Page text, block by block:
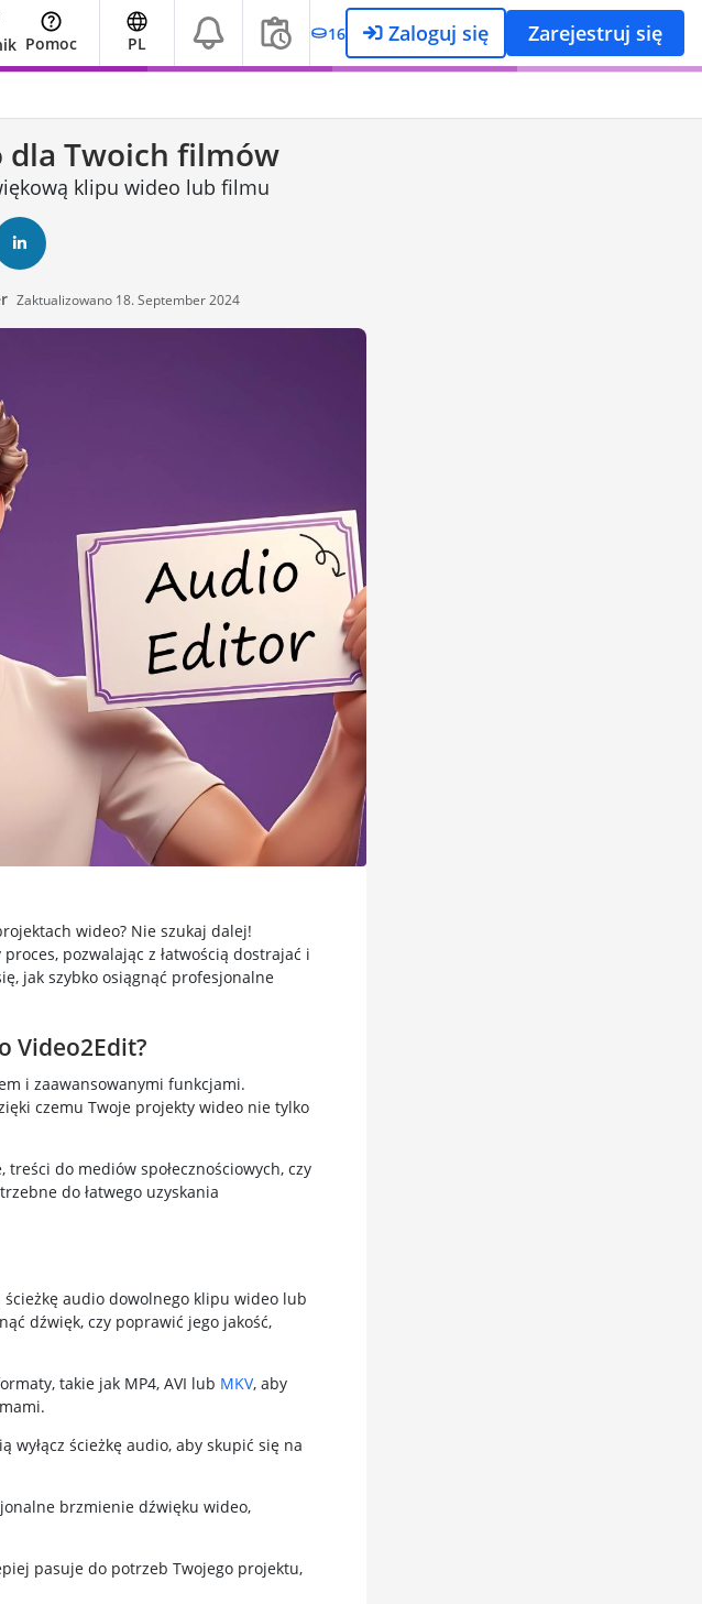
Pomoc PL 16 Zaloguj się Zarejestruj się
Twoich filmów
klipu wideo lub filmu
Zaktualizowano 18. September 2024
wideo? Nie szukaj dalej!
pozwalając z łatwością dostrajać i
jak szybko osiągnąć profesjonalne
Video2Edit?
i zaawansowanymi funkcjami.
czemu Twoje projekty wideo nie tylko
do mediów społecznościowych, czy
do łatwego uzyskania
audio dowolnego klipu wideo lub
dźwięk, czy poprawić jego jakość,
takie jak MP4, AVI lub MKV, aby
wyłącz ścieżkę audio, aby skupić się na
brzmienie dźwięku wideo,
pasuje do potrzeb Twojego projektu,